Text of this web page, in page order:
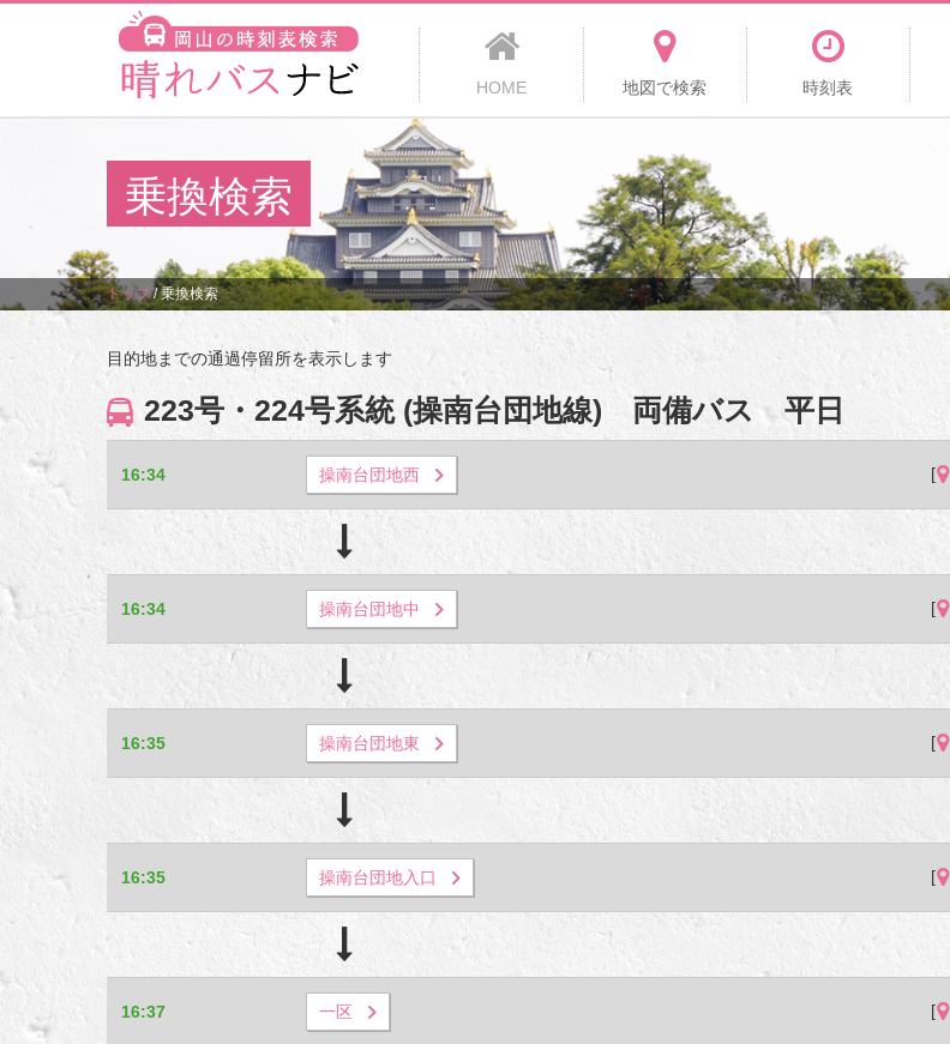
HOME 地図で検索 時刻表
乗換検索
トップ/乗換検索
目的地までの通過停留所を表示します
223号・224号系統 (操南台団地線) 両備バス 平日
16:34 操南台団地西 [
16:34 操南台団地中 [
16:35 操南台団地東 [
16:35 操南台団地入口 [
16:37 一区 [